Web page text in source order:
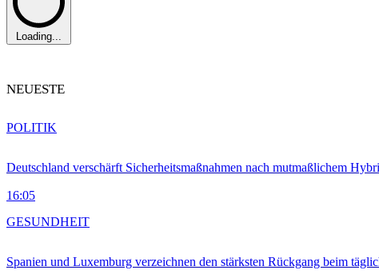
Loading...
NEUESTE
Deutschland verschärft Sicherheitsmaßnahmen nach mutmaßlichem
16:05
POLITIK
Spanien und Luxemburg verzeichnen den stärksten Rückgang beim
GESUNDHEIT